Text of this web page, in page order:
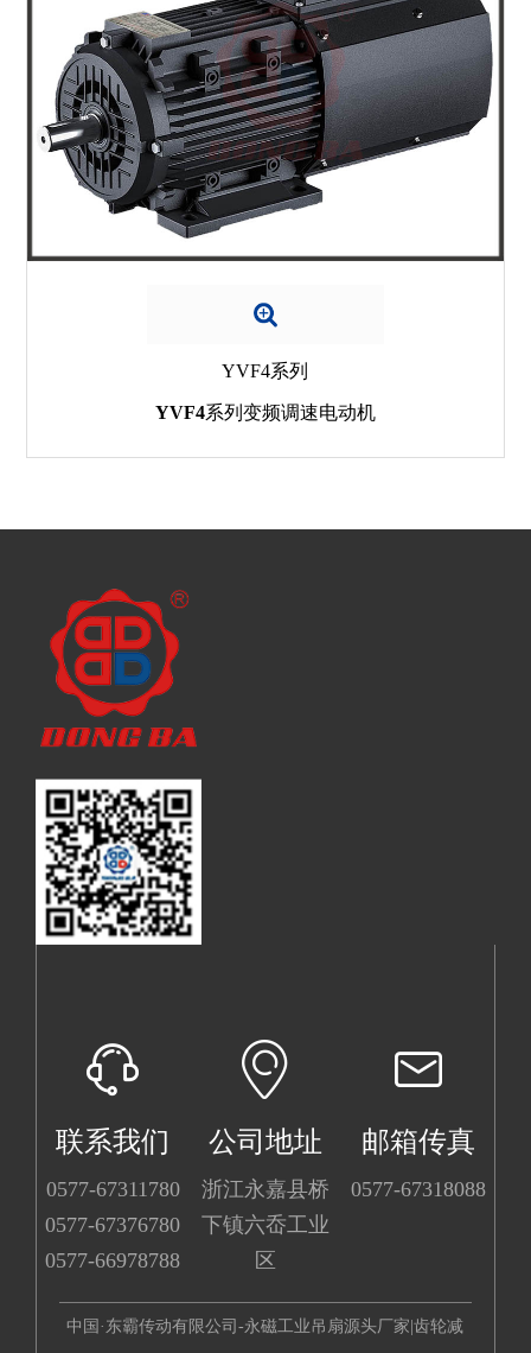
YVF4系列
YVF4系列变频调速电动机
联系我们
0577-67311780
0577-67376780
0577-66978788
公司地址
浙江永嘉县桥
下镇六岙工业
区
邮箱传真
0577-67318088
中国·东霸传动有限公司-永磁工业吊扇源头厂家|齿轮减